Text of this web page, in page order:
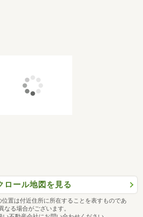
ロール地図を見る
置は付近住所に所在することを表すものであ
なる場合がございます。